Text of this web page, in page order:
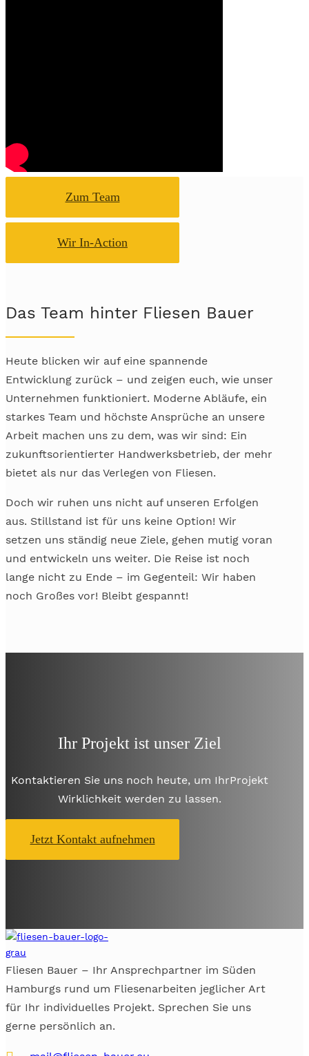
Das Team hinter Fliesen Bauer
Heute blicken wir auf eine spannende
Entwicklung zurück – und zeigen euch, wie unser
Unternehmen funktioniert. Moderne Abläufe, ein
starkes Team und höchste Ansprüche an unsere
Arbeit machen uns zu dem, was wir sind: Ein
zukunftsorientierter Handwerksbetrieb, der mehr
bietet als nur das Verlegen von Fliesen.
Doch wir ruhen uns nicht auf unseren Erfolgen
aus. Stillstand ist für uns keine Option! Wir
setzen uns ständig neue Ziele, gehen mutig voran
und entwickeln uns weiter. Die Reise ist noch
lange nicht zu Ende – im Gegenteil: Wir haben
noch Großes vor! Bleibt gespannt!
Zum Team
Wir In-Action
Ihr Projekt ist unser Ziel
Kontaktieren Sie uns noch heute, um IhrProjekt
Wirklichkeit werden zu lassen.
Jetzt Kontakt aufnehmen
Fliesen Bauer – Ihr Ansprechpartner im Süden
Hamburgs rund um Fliesenarbeiten jeglicher Art
für Ihr individuelles Projekt. Sprechen Sie uns
gerne persönlich an.